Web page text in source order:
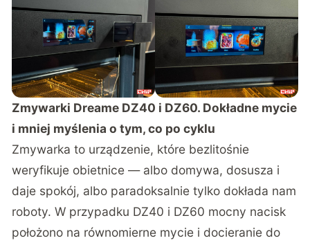
Zmywarki Dreame DZ40 i DZ60. Dokładne mycie
i mniej myślenia o tym, co po cyklu
Zmywarka to urządzenie, które bezlitośnie
weryfikuje obietnice — albo domywa, dosusza i
daje spokój, albo paradoksalnie tylko dokłada nam
roboty. W przypadku DZ40 i DZ60 mocny nacisk
położono na równomierne mycie i docieranie do